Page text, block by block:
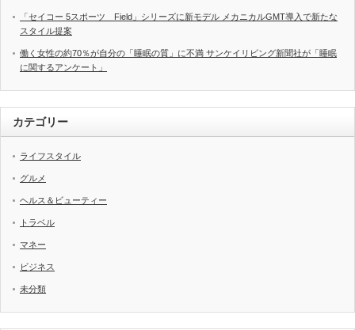
「セイコー 5スポーツ Field」シリーズに新モデル メカニカルGMT導入で新たな
スタイル提案
働く女性の約70％が自分の「睡眠の質」に不満 サンケイリビング新聞社が「睡眠
に関するアンケート」
カテゴリー
ライフスタイル
グルメ
ヘルス＆ビューティー
トラベル
マネー
ビジネス
未分類